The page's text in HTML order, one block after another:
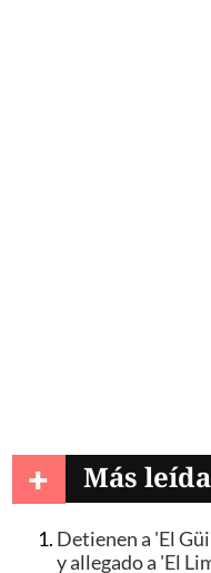
+ Más
Detienen a 'El
y allegado a 'El